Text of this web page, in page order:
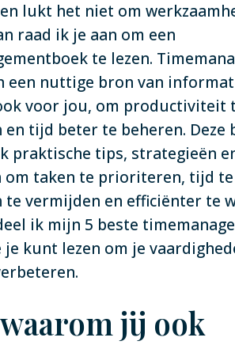
lukt het niet om
raad ik je aan om een
te lezen.
een nuttige bron van
voor jou, om productiviteit
tijd beter te beheren. Deze
praktische tips, strategieën
om taken te prioriteren, tijd
te vermijden en efficiënter te
ik mijn 5 beste
je kunt lezen om je
jij ook